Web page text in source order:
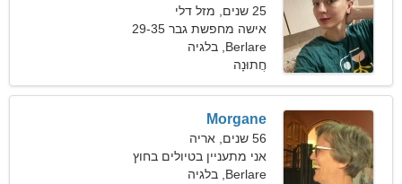
25 שנים, מזל דלי
אישה מחפשת גבר 29-35
Berlare, בלגיה
חֲתוּנָה
Morgane
56 שנים, אריה
אני מתעניין בטיולים בחוץ
ובתיאטרון
Berlare, בלגיה